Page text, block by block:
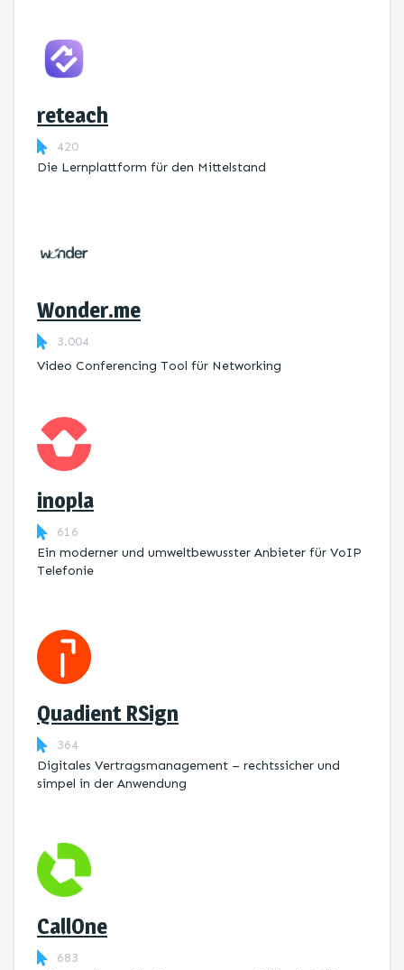
reteach
420
Die Lernplattform ​für den Mittelstand
Wonder.me
3.004
Video Conferencing Tool für Networking
inopla
616
Ein moderner und umweltbewusster Anbieter für VoIP
Telefonie
Quadient RSign
364
Digitales Vertragsmanagement – rechtssicher und
simpel in der Anwendung
CallOne
683